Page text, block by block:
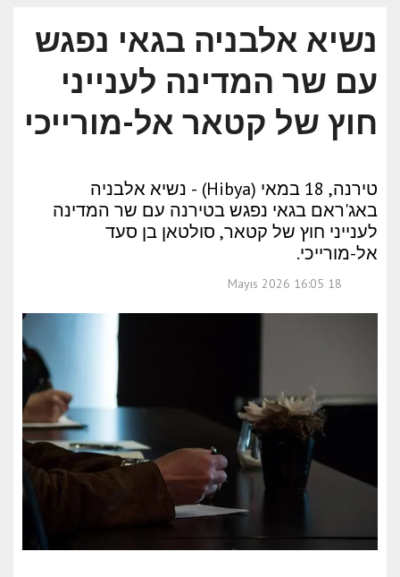
נשיא אלבניה בגאי נפגש
עם שר המדינה לענייני
חוץ של קטאר אל-מורייכי
טירנה, 18 במאי (Hibya) - נשיא אלבניה
באג'ראם בגאי נפגש בטירנה עם שר המדינה
לענייני חוץ של קטאר, סולטאן בן סעד
אל-מורייכי.
18 Mayıs 2026 16:05